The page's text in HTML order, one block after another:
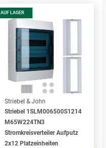
AUF LAGER
Striebel & John
Striebel 1SLM006500S1214
M65W224TN3
Stromkreisverteiler Aufputz
2x12 Platzeinheiten